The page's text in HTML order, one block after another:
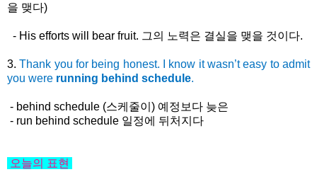
을 맺다)
- His efforts will bear fruit. 그의 노력은 결실을 맺을 것이다.
3.Thank you for being honest. I know it wasn’t easy to admit
you were running behind schedule.
- behind schedule (스케줄이 ) 예정보다 늦은
- run behind schedule 일정에 뒤처지다
오늘의 표현